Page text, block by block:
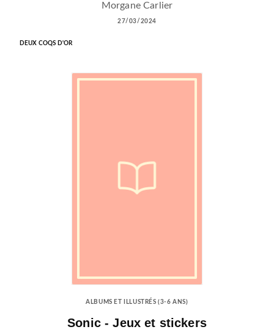
Morgane Carlier
27/03/2024
DEUX COQS D'OR
ALBUMS ET ILLUSTRÉS (3-6 ANS)
Sonic - Jeux et stickers